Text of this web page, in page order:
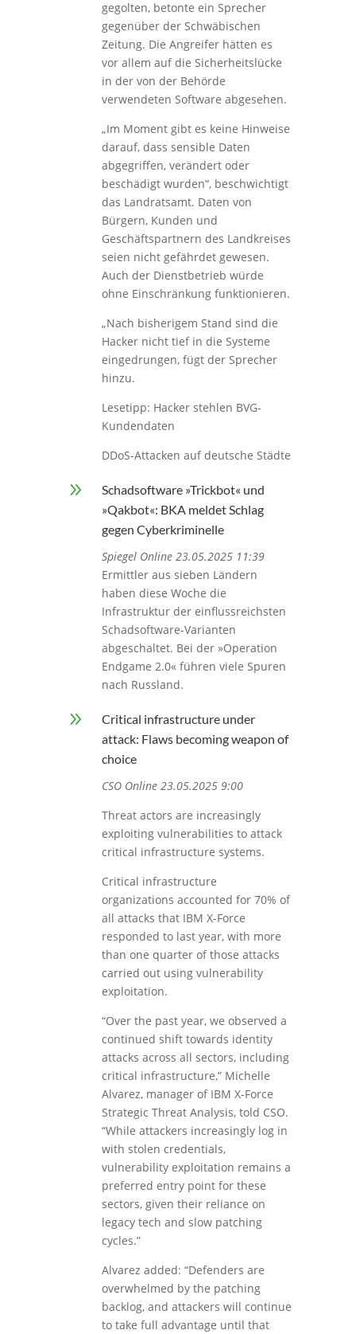
gegolten, betonte ein Sprecher
gegenüber der Schwäbischen
Zeitung. Die Angreifer hätten es
vor allem auf die Sicherheitslücke
in der von der Behörde
verwendeten Software abgesehen.
„Im Moment gibt es keine Hinweise
darauf, dass sensible Daten
abgegriffen, verändert oder
beschädigt wurden“, beschwichtigt
das Landratsamt. Daten von
Bürgern, Kunden und
Geschäftspartnern des Landkreises
seien nicht gefährdet gewesen.
Auch der Dienstbetrieb würde
ohne Einschränkung funktionieren.
„Nach bisherigem Stand sind die
Hacker nicht tief in die Systeme
eingedrungen, fügt der Sprecher
hinzu.
Lesetipp: Hacker stehlen BVG-
Kundendaten
DDoS-Attacken auf deutsche Städte
9
Schadsoftware »Trickbot« und
»Qakbot«: BKA meldet Schlag
gegen Cyberkriminelle
Spiegel Online 23.05.2025 11:39
Ermittler aus sieben Ländern
haben diese Woche die
Infrastruktur der einflussreichsten
Schadsoftware-Varianten
abgeschaltet. Bei der »Operation
Endgame 2.0« führen viele Spuren
nach Russland.
9
Critical infrastructure under
attack: Flaws becoming weapon of
choice
CSO Online 23.05.2025 9:00
Threat actors are increasingly
exploiting vulnerabilities to attack
critical infrastructure systems.
Critical infrastructure
organizations accounted for 70% of
all attacks that IBM X-Force
responded to last year, with more
than one quarter of those attacks
carried out using vulnerability
exploitation.
“Over the past year, we observed a
continued shift towards identity
attacks across all sectors, including
critical infrastructure,” Michelle
Alvarez, manager of IBM X-Force
Strategic Threat Analysis, told CSO.
“While attackers increasingly log in
with stolen credentials,
vulnerability exploitation remains a
preferred entry point for these
sectors, given their reliance on
legacy tech and slow patching
cycles.”
Alvarez added: “Defenders are
overwhelmed by the patching
backlog, and attackers will continue
to take full advantage until that